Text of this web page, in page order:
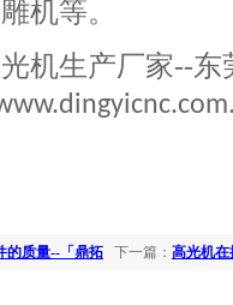
机等。
机生产厂家--东
下一篇： 高光机
的质量--「鼎拓